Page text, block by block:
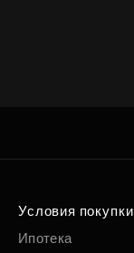
Условия покупки
Ипотека